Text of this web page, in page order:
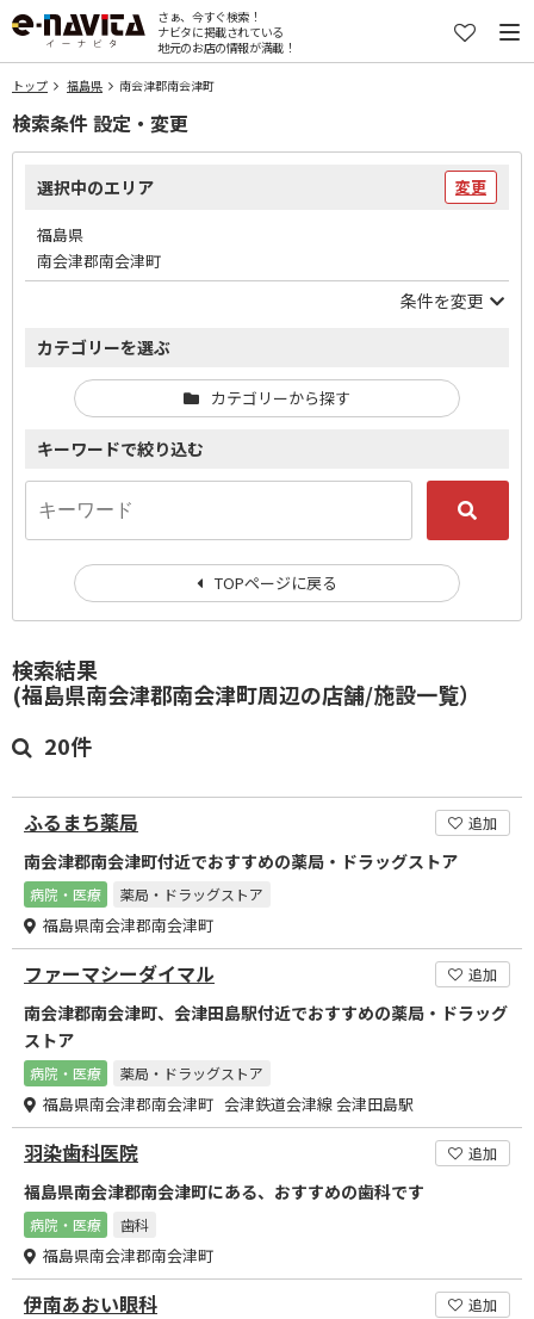
さぁ、今すぐ検索！
ナビタに掲載されている
地元のお店の情報が満載！
トップ 福島県 南会津郡南会津町
検索結果
(福島県南会津郡南会津町周辺の店舗/施設一覧）
20件
ふるまち薬局 追加
南会津郡南会津町付近でおすすめの薬局・ドラッグストア
病院・医療 薬局・ドラッグストア
福島県南会津郡南会津町
ファーマシーダイマル 追加
南会津郡南会津町、会津田島駅付近でおすすめの薬局・ドラッグ
ストア
病院・医療 薬局・ドラッグストア
福島県南会津郡南会津町 会津鉄道会津線 会津田島駅
羽染歯科医院 追加
福島県南会津郡南会津町にある、おすすめの歯科です
病院・医療 歯科
福島県南会津郡南会津町
伊南あおい眼科 追加
検索条件 設定・変更
選択中のエリア 変更
福島県
南会津郡南会津町
条件を変更
カテゴリーを選ぶ
カテゴリーから探す
キーワードで絞り込む
TOPページに戻る